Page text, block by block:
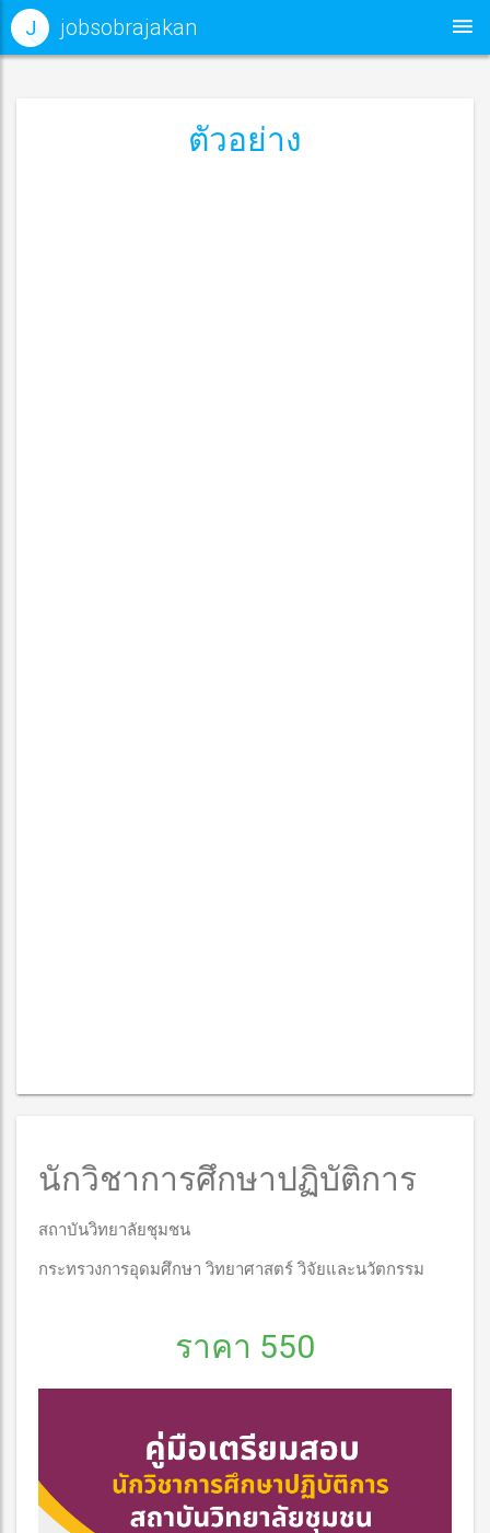
J jobsobrajakan
ตัวอย่าง
นักวิชาการศึกษาปฏิบัติการ
สถาบันวิทยาลัยชุมชน
กระทรวงการอุดมศึกษา วิทยาศาสตร์ วิจัยและนวัตกรรม
ราคา 550